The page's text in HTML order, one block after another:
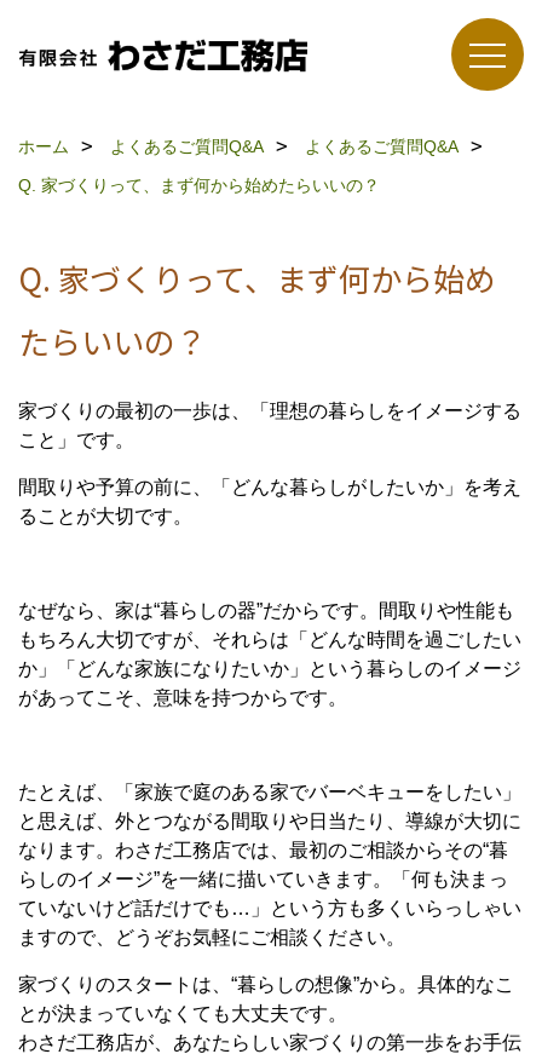
ホーム よくあるご質問Q&A
よくあるご質問Q&A
Q. 家づくりって、まず何から始めたらいいの？
Q. 家づくりって、まず何から始め
たらいいの？
家づくりの最初の一歩は、「理想の暮らしをイメージする
こと」です。
間取りや予算の前に、「どんな暮らしがしたいか」を考え
ることが大切です。
なぜなら、家は“暮らしの器”だからです。間取りや性能も
もちろん大切ですが、それらは「どんな時間を過ごしたい
か」「どんな家族になりたいか」という暮らしのイメージ
があってこそ、意味を持つからです。
たとえば、「家族で庭のある家でバーベキューをしたい」
と思えば、外とつながる間取りや日当たり、導線が大切に
なります。わさだ工務店では、最初のご相談からその“暮
らしのイメージ”を一緒に描いていきます。「何も決まっ
ていないけど話だけでも…」という方も多くいらっしゃい
ますので、どうぞお気軽にご相談ください。
家づくりのスタートは、“暮らしの想像”から。具体的なこ
とが決まっていなくても大丈夫です。
わさだ工務店が、あなたらしい家づくりの第一歩をお手伝